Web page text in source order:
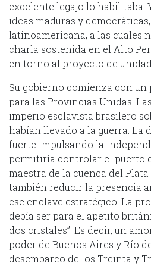
excelente legajo lo habilitaba.
ideas maduras y
latinoamericana, a las cuales
charla sostenida en el Alto
en torno al proyecto de
Su gobierno comienza con
para las Provincias Unidas.
imperio esclavista brasilero
habían llevado a la guerra. La
fuerte impulsando la
permitiría controlar el puerto
maestra de la cuenca del
también reducir la presencia
ese enclave estratégico. La
debía ser para el apetito
dos cristales”. Es decir, un
poder de Buenos Aires y Río
desembarco de los Treinta y